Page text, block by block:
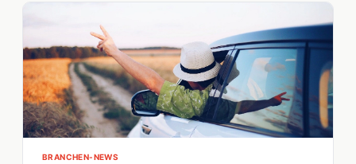
BRANCHEN-NEWS